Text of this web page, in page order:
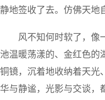
静地签收了去。仿佛天地
风不知何时软了，像
池温暖荡漾的、金红色的
铜镜，沉着地收纳着天光
华与静谧，光影与交谈，